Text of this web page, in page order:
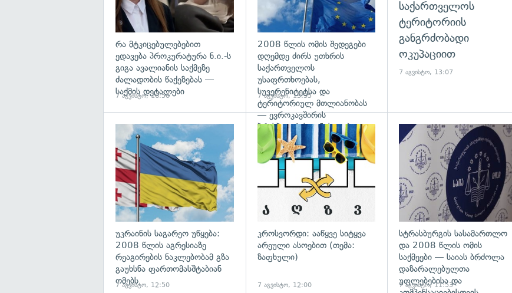
რა მტკიცებულებებით
ედავება პროკურატურა ნ.ი.-ს
გიგა ავალიანის საქმეზე
ძალადობის წაქეზებას —
საქმის დეტალები
7 აგვისტო, 16:50
2008 წლის ომის შედეგები
დღემდე ძირს უთხრის
საქართველოს
უსაფრთხოებას,
სუვერენიტეტსა და
ტერიტორიულ მთლიანობას
— ევროკავშირის
პრესპიკერის განცხადება
7 აგვისტო, 13:35
საქართველოს
ტერიტორიის
განგრძობადი
ოკუპაციით
7 აგვისტო, 13:07
გადახედვა
უკრაინის საგარეო უწყება:
2008 წლის აგრესიაზე
რეაგირების ნაკლებობამ გზა
გაუხსნა ფართომასშტაბიან
ომებს
7 აგვისტო, 12:50
გადახედვა
კროსვორდი: ააწყვე სიტყვა
არეული ასოებით (თემა:
ზაფხული)
7 აგვისტო, 12:00
სტრასბურგის სასამართლო
და 2008 წლის ომის
საქმეები — საიას ბრძოლა
დაზარალებულთა
უფლებებისა და
7 აგვისტო, 11:53